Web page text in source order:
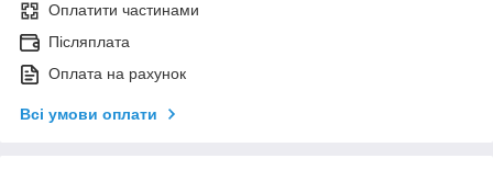
Оплатити частинами
Післяплата
Оплата на рахунок
Всі умови оплати